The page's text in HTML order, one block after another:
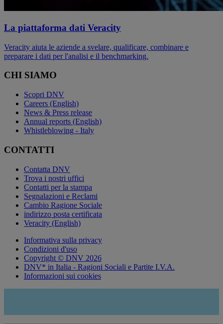
La piattaforma dati Veracity
Veracity aiuta le aziende a svelare, qualificare, combinare e
preparare i dati per l'analisi e il benchmarking.
CHI SIAMO
Scopri DNV
Careers (English)
News & Press release
Annual reports (English)
Whistleblowing - Italy
CONTATTI
Contatta DNV
Trova i nostri uffici
Contatti per la stampa
Segnalazioni e Reclami
Cambio Ragione Sociale
indirizzo posta certificata
Veracity (English)
Informativa sulla privacy
Condizioni d'uso
Copyright © DNV 2026
DNV* in Italia - Ragioni Sociali e Partite I.V.A.
Informazioni sui cookies